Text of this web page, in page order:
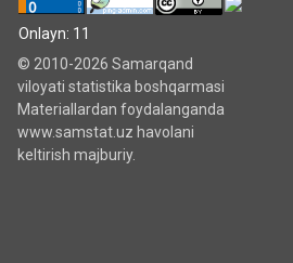
Onlayn: 11
© 2010-2026 Samarqand
viloyati statistika boshqarmasi
Materiallardan foydalanganda
www.samstat.uz havolani
keltirish majburiy.